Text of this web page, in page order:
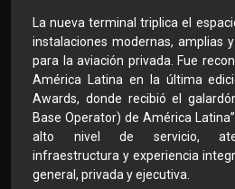
La nueva terminal triplica el
instalaciones modernas, amplias
para la aviación privada. Fue
América Latina en la última
Awards, donde recibió el
Base Operator) de América
alto nivel de servicio,
infraestructura y experiencia
general, privada y ejecutiva.